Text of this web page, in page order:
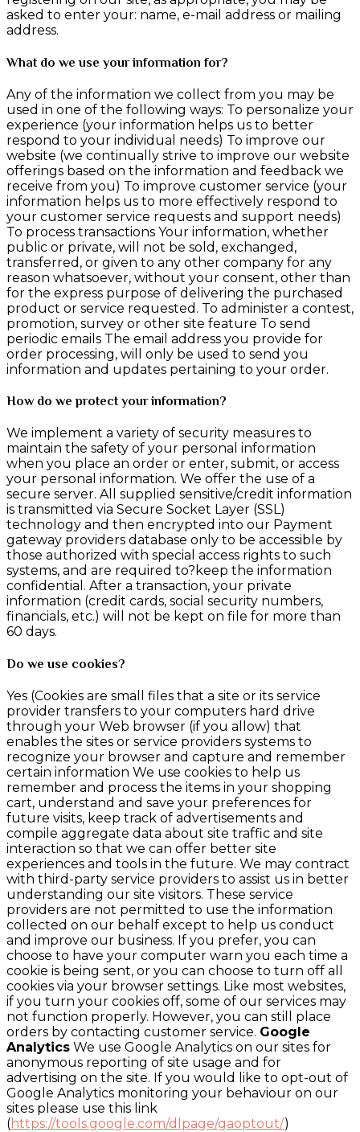
asked to enter your: name, e-mail address or mailing
address.
What do we use your information for?
Any of the information we collect from you may be
used in one of the following ways: To personalize your
experience (your information helps us to better
respond to your individual needs) To improve our
website (we continually strive to improve our website
offerings based on the information and feedback we
receive from you) To improve customer service (your
information helps us to more effectively respond to
your customer service requests and support needs)
To process transactions Your information, whether
public or private, will not be sold, exchanged,
transferred, or given to any other company for any
reason whatsoever, without your consent, other than
for the express purpose of delivering the purchased
product or service requested. To administer a contest,
promotion, survey or other site feature To send
periodic emails The email address you provide for
order processing, will only be used to send you
information and updates pertaining to your order.
How do we protect your information?
We implement a variety of security measures to
maintain the safety of your personal information
when you place an order or enter, submit, or access
your personal information. We offer the use of a
secure server. All supplied sensitive/credit information
is transmitted via Secure Socket Layer (SSL)
technology and then encrypted into our Payment
gateway providers database only to be accessible by
those authorized with special access rights to such
systems, and are required to?keep the information
confidential. After a transaction, your private
information (credit cards, social security numbers,
financials, etc.) will not be kept on file for more than
60 days.
Do we use cookies?
Yes (Cookies are small files that a site or its service
provider transfers to your computers hard drive
through your Web browser (if you allow) that
enables the sites or service providers systems to
recognize your browser and capture and remember
certain information We use cookies to help us
remember and process the items in your shopping
cart, understand and save your preferences for
future visits, keep track of advertisements and
compile aggregate data about site traffic and site
interaction so that we can offer better site
experiences and tools in the future. We may contract
with third-party service providers to assist us in better
understanding our site visitors. These service
providers are not permitted to use the information
collected on our behalf except to help us conduct
and improve our business. If you prefer, you can
choose to have your computer warn you each time a
cookie is being sent, or you can choose to turn off all
cookies via your browser settings. Like most websites,
if you turn your cookies off, some of our services may
not function properly. However, you can still place
orders by contacting customer service. Google
Analytics We use Google Analytics on our sites for
anonymous reporting of site usage and for
advertising on the site. If you would like to opt-out of
Google Analytics monitoring your behaviour on our
sites please use this link
(https://tools.google.com/dlpage/gaoptout/)